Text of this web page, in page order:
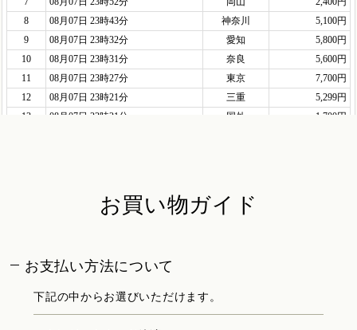
お買い物ガイド
お支払い方法について
下記の中からお選びいただけます。